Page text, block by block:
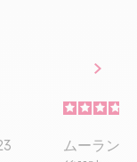
ムーラン